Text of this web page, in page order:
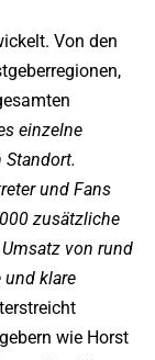
Von den
einzelne
und Fans
zusätzliche
von rund
und klare
wie Horst